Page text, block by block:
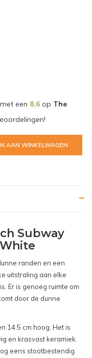
een 8,6op The
AAN WINKELWAGEN
Subway
randen en een
uitstraling aan elke
Er is genoeg ruimte om
door de dunne
14.5 cm hoog. Het is
en krasvast keramiek.
eens stootbestendig.